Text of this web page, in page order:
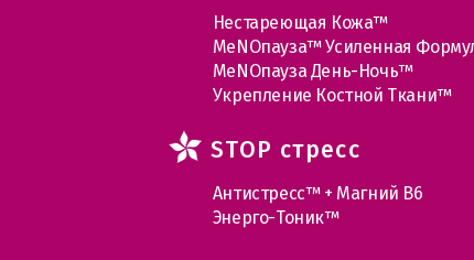
Нестареющая Кожа™
МеNOпауза™ Усиленная
МеNOпауза День-Ночь™
Укрепление Костной Ткани™
STOP стресс
Антистресс™ + Магний В6
Энерго-Тоник™